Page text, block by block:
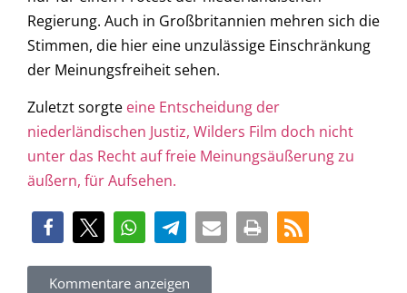
Regierung. Auch in Großbritannien mehren sich die
Stimmen, die hier eine unzulässige Einschränkung
der Meinungsfreiheit sehen.
Zuletzt sorgte eine Entscheidung der
niederländischen Justiz, Wilders Film doch nicht
unter das Recht auf freie Meinungsäußerung zu
äußern, für Aufsehen.
Kommentare anzeigen